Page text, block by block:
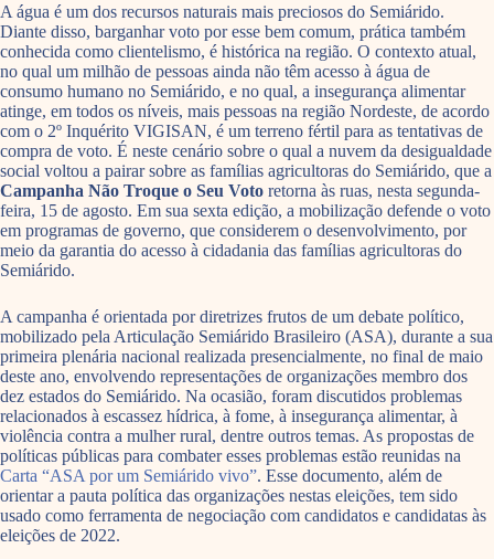
A água é um dos recursos naturais mais preciosos do Semiárido.
Diante disso, barganhar voto por esse bem comum, prática também
conhecida como clientelismo, é histórica na região. O contexto atual,
no qual um milhão de pessoas ainda não têm acesso à água de
consumo humano no Semiárido, e no qual, a insegurança alimentar
atinge, em todos os níveis, mais pessoas na região Nordeste, de acordo
com o 2º Inquérito VIGISAN, é um terreno fértil para as tentativas de
compra de voto. É neste cenário sobre o qual a nuvem da desigualdade
social voltou a pairar sobre as famílias agricultoras do Semiárido, que a
Campanha Não Troque o Seu Voto retorna às ruas, nesta segunda-
feira, 15 de agosto. Em sua sexta edição, a mobilização defende o voto
em programas de governo, que considerem o desenvolvimento, por
meio da garantia do acesso à cidadania das famílias agricultoras do
Semiárido.
A campanha é orientada por diretrizes frutos de um debate político,
mobilizado pela Articulação Semiárido Brasileiro (ASA), durante a sua
primeira plenária nacional realizada presencialmente, no final de maio
deste ano, envolvendo representações de organizações membro dos
dez estados do Semiárido. Na ocasião, foram discutidos problemas
relacionados à escassez hídrica, à fome, à insegurança alimentar, à
violência contra a mulher rural, dentre outros temas. As propostas de
políticas públicas para combater esses problemas estão reunidas na
Carta “ASA por um Semiárido vivo”. Esse documento, além de
orientar a pauta política das organizações nestas eleições, tem sido
usado como ferramenta de negociação com candidatos e candidatas às
eleições de 2022.